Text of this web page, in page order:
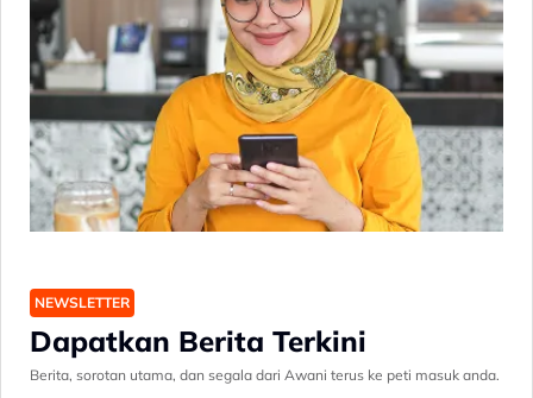
NEWSLETTER
Dapatkan Berita Terkini
Berita, sorotan utama, dan segala dari Awani terus ke peti masuk anda.